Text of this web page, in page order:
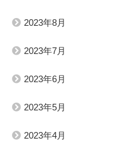
2023年8月
2023年7月
2023年6月
2023年5月
2023年4月